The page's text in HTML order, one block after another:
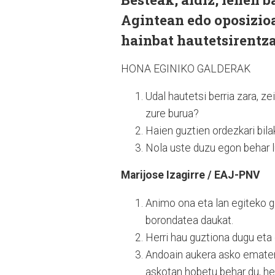
Agintean edo
hainbat
HONA EGINIKO GALDERAK
Udal hautetsi berria zara,
zure burua?
Haien guztien ordezkari
Nola uste duzu egon behar
Marijose Izagirre / EAJ-PNV
Animo ona eta lan egiteko
borondatea daukat.
Herri hau guztiona dugu
Andoain aukera asko
askotan hobetu behar du,